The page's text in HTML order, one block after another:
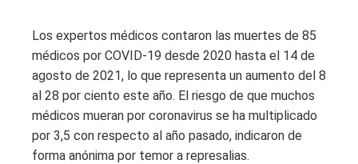
Los expertos médicos contaron las muertes de 85
médicos por COVID-19 desde 2020 hasta el 14 de
agosto de 2021, lo que representa un aumento del 8
al 28 por ciento este año. El riesgo de que muchos
médicos mueran por coronavirus se ha multiplicado
por 3,5 con respecto al año pasado, indicaron de
forma anónima por temor a represalias.